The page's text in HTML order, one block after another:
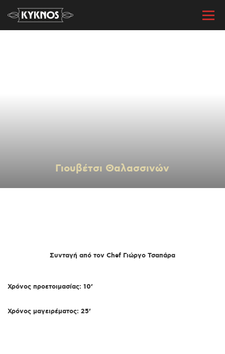
Γιουβέτσι Θαλασσινών
Συνταγή από τον Chef Γιώργο Τσαπάρα
Χρόνος προετοιμασίας: 10’
Χρόνος μαγειρέματος: 25’